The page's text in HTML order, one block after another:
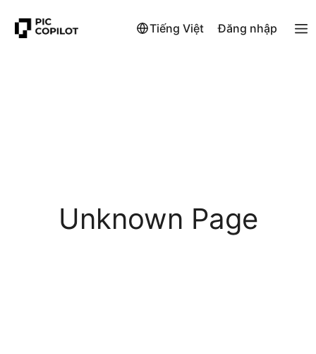
Tiếng Việt Đăng nhập
Unknown Page